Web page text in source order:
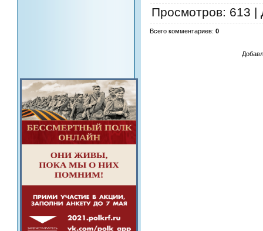
Просмотров: 613 |
Всего комментариев:0